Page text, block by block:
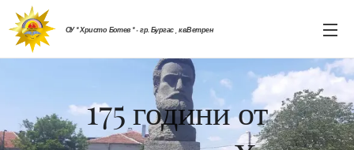
ОУ " Христо Ботев " - гр. Бургас , кв.Ветрен
175 години от